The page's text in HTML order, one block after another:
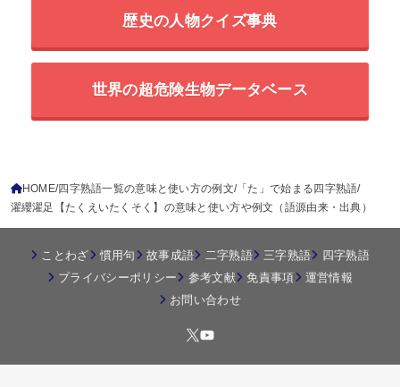
歴史の人物クイズ事典
世界の超危険生物データベース
HOME 四字熟語一覧の意味と使い方の例文 「た」で始まる四字熟語
濯纓濯足【たくえいたくそく】の意味と使い方や例文（語源由来・出典）
ことわざ 慣用句 故事成語 二字熟語 三字熟語
四字熟語
プライバシーポリシー
参考文献 免責事項
運営情報
お問い合わせ